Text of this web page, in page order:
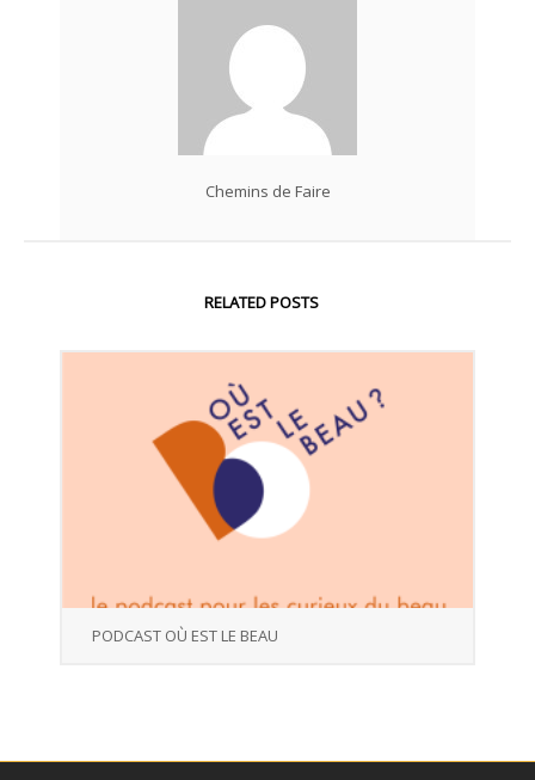
Chemins de Faire
RELATED POSTS
PODCAST OÙ EST LE BEAU